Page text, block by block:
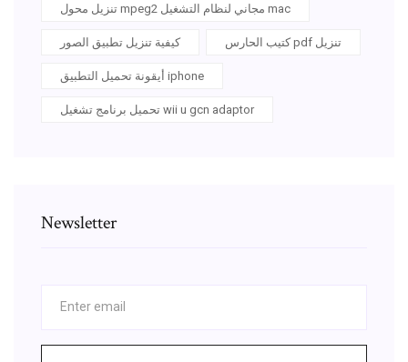
تنزيل محول mpeg2 مجاني لنظام التشغيل mac
كيفية تنزيل تطبيق الصور كتيب الحارس pdf تنزيل
أيقونة تحميل التطبيق iphone
تحميل برنامج تشغيل wii u gcn adaptor
Newsletter